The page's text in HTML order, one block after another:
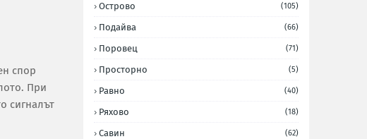
спор
При
сигналът
Острово (105)
Подайва (66)
Поровец (71)
Просторно (5)
Равно (40)
Ряхово (18)
Савин (62)